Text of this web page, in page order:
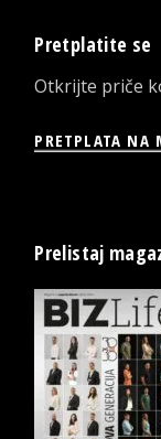
Pretplatite se
Otkrijte priče
PRETPLATA NA
Prelistaj